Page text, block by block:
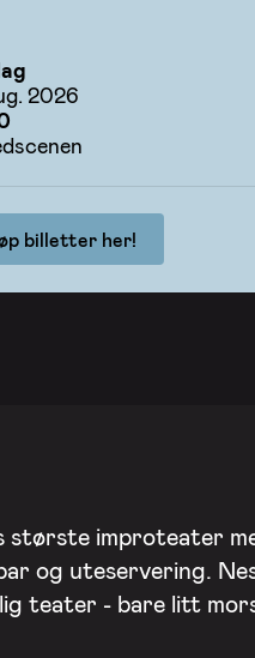
2026
billetter her!
største improteater
og uteservering.
teater - bare litt